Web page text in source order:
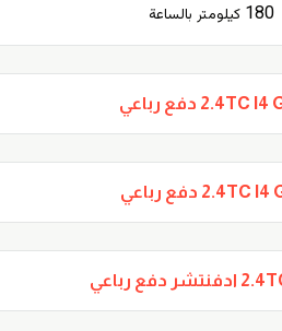
180 كيلومتر بالساعة